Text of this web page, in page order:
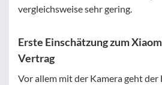
vergleichsweise sehr gering.
Erste Einschätzung zum
Vertrag
Vor allem mit der Kamera geht der